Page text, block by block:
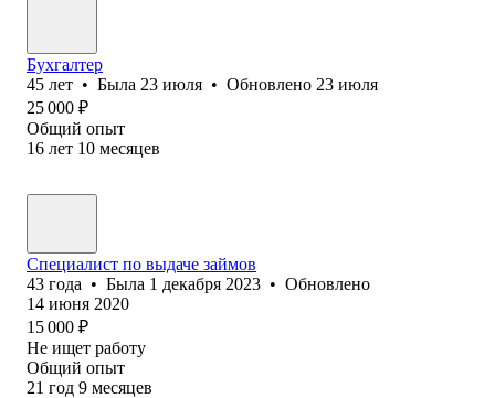
Бухгалтер
45 лет • Была 23 июля • Обновлено 23 июля
25 000 ₽
Общий опыт
16 лет 10 месяцев
Специалист по выдаче займов
43 года • Была 1 декабря 2023 • Обновлено
14 июня 2020
15 000 ₽
Не ищет работу
Общий опыт
21 год 9 месяцев